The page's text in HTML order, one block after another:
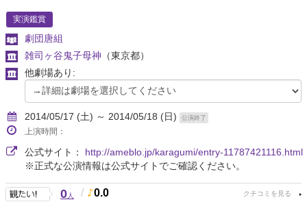
実演鑑賞
劇団唐組
雑司ヶ谷鬼子母神 （東京都）
他劇場あり:
2014/05/17 (土) ～ 2014/05/18 (日) 公演終了
上演時間：
公式サイト： http://ameblo.jp/karagumi/entry-11787421116.html
※正式な公演情報は公式サイトでご確認ください。
0人 / 0.0